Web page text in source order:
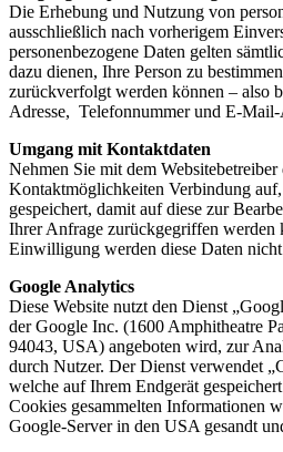
Die Erhebung und Nutzung von
ausschließlich nach vorherigem
personenbezogene Daten gelten
dazu dienen, Ihre Person zu
zurückverfolgt werden können – also
Adresse, Telefonnummer und E-Mail-
Umgang mit Kontaktdaten
Nehmen Sie mit dem Websitebetreiber
Kontaktmöglichkeiten Verbindung
gespeichert, damit auf diese zur
Ihrer Anfrage zurückgegriffen werden
Einwilligung werden diese Daten
Google Analytics
Diese Website nutzt den Dienst
der Google Inc. (1600 Amphitheatre
94043, USA) angeboten wird, zur
durch Nutzer. Der Dienst verwendet
welche auf Ihrem Endgerät
Cookies gesammelten Informationen
Google-Server in den USA gesandt